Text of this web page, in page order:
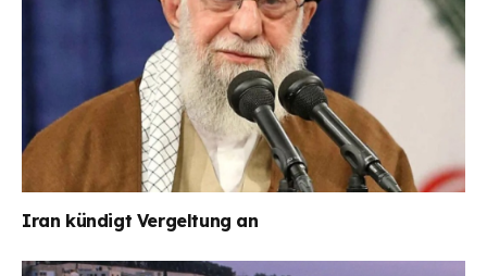
Iran kündigt Vergeltung an